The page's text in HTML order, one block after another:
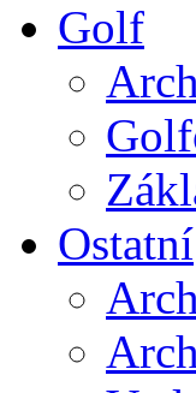
Golf
Ostatní